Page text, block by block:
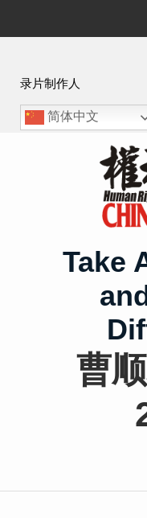
陕西公
简体中文
Take
曹